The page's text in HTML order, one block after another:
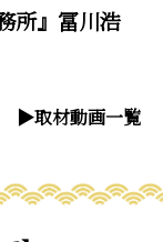
所』冨川浩
▶︎取材動画一覧